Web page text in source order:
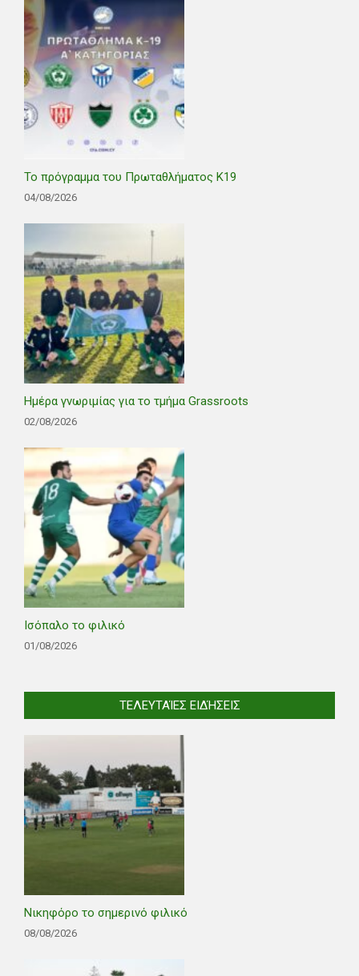
Το πρόγραμμα του Πρωταθλήματος Κ19
04/08/2026
Ημέρα γνωριμίας για το τμήμα Grassroots
02/08/2026
Ισόπαλο το φιλικό
01/08/2026
ΤΕΛΕΥΤΑΊΕΣ ΕΙΔΉΣΕΙΣ
Νικηφόρο το σημερινό φιλικό
08/08/2026